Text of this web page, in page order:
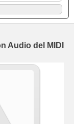
Audio del MIDI